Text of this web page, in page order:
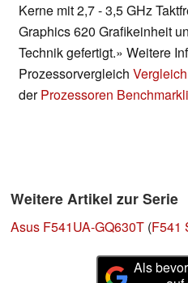
Kerne mit 2,7 - 3,5 GHz
Graphics 620 Grafikeinheit
Technik gefertigt.» Weitere
Prozessorvergleich
derProzessoren
Weitere Artikel zur Serie
Asus F541UA-GQ630T (F541
Als